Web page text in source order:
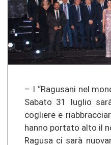
– I “Ra­gu­s­a­ni nel
Sa­ba­to 31 lu­glio
coglie­re e
hanno por­ta­to alto il
Ra­gu­sa ci sarà